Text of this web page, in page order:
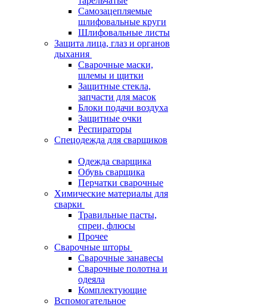
Самозацепляемые
шлифовальные круги
Шлифовальные листы
Защита лица, глаз и органов
дыхания
Сварочные маски,
шлемы и щитки
Защитные стекла,
запчасти для масок
Блоки подачи воздуха
Защитные очки
Респираторы
Спецодежда для сварщиков
Одежда сварщика
Обувь сварщика
Перчатки сварочные
Химические материалы для
сварки
Травильные пасты,
спреи, флюсы
Прочее
Сварочные шторы
Сварочные занавесы
Сварочные полотна и
одеяла
Комплектующие
Вспомогательное